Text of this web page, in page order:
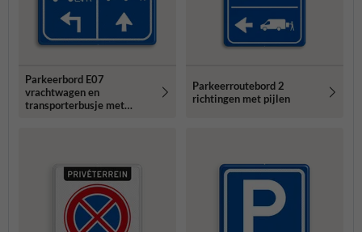
Parkeerbord E07
vrachtwagen en
transporterbusje met
Parkeerroutebord 2
richtingen met pijlen